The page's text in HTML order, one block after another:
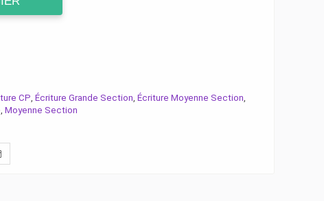
CP, Écriture Grande Section, Écriture Moyenne Section,
, Moyenne Section